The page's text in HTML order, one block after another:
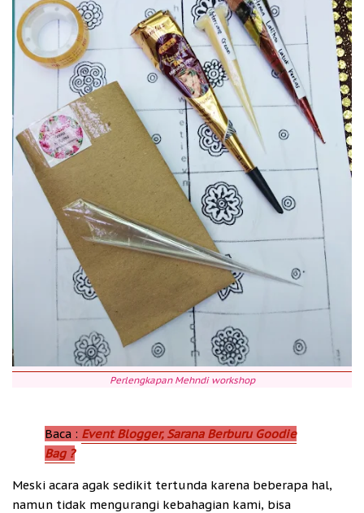
Perlengkapan Mehndi workshop
Baca : Event Blogger, Sarana Berburu Goodie
Bag ?
Meski acara agak sedikit tertunda karena beberapa hal,
namun tidak mengurangi kebahagian kami, bisa